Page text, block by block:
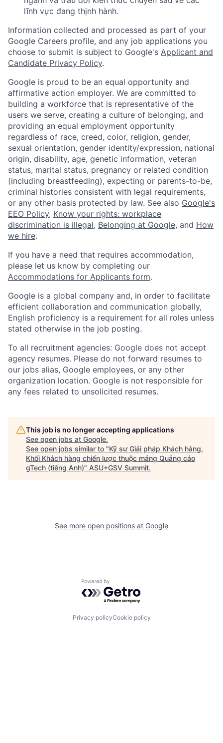
lĩnh vực đang thịnh hành.
Information collected and processed as part of your
Google Careers profile, and any job applications you
choose to submit is subject to Google's Applicant and
Candidate Privacy Policy.
Google is proud to be an equal opportunity and
affirmative action employer. We are committed to
building a workforce that is representative of the
users we serve, creating a culture of belonging, and
providing an equal employment opportunity
regardless of race, creed, color, religion, gender,
sexual orientation, gender identity/expression, national
origin, disability, age, genetic information, veteran
status, marital status, pregnancy or related condition
(including breastfeeding), expecting or parents-to-be,
criminal histories consistent with legal requirements,
or any other basis protected by law. See also Google's
EEO Policy, Know your rights: workplace
discrimination is illegal, Belonging at Google, and How
we hire.
If you have a need that requires accommodation,
please let us know by completing our
Accommodations for Applicants form.
Google is a global company and, in order to facilitate
efficient collaboration and communication globally,
English proficiency is a requirement for all roles unless
stated otherwise in the job posting.
To all recruitment agencies: Google does not accept
agency resumes. Please do not forward resumes to
our jobs alias, Google employees, or any other
organization location. Google is not responsible for
any fees related to unsolicited resumes.
This job is no longer accepting applications
See open jobs at Google.
See open jobs similar to "Kỹ sư Giải pháp Khách hàng,
Khối Khách hàng chiến lược thuộc mảng Quảng cáo
gTech (tiếng Anh)" ASU+GSV Summit.
See more open positions at Google
Powered by Getro.com
Privacy policyCookie policy